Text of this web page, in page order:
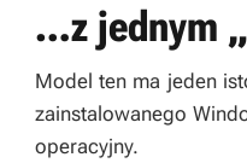
…z jednym
Model ten ma jeden
zainstalowanego
operacyjny.